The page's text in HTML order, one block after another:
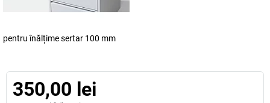
pentru înălțime sertar 100 mm
350,00 lei